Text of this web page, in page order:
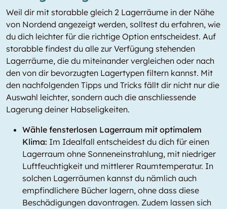
Weil dir mit storabble gleich 2 Lagerräume in der Nähe
von Nordend angezeigt werden, solltest du erfahren, wie
du dich leichter für die richtige Option entscheidest. Auf
storabble findest du alle zur Verfügung stehenden
Lagerräume, die du miteinander vergleichen oder nach
den von dir bevorzugten Lagertypen filtern kannst. Mit
den nachfolgenden Tipps und Tricks fällt dir nicht nur die
Auswahl leichter, sondern auch die anschliessende
Lagerung deiner Habseligkeiten.
Wähle fensterlosen Lagerraum mit optimalem
Klima: Im Idealfall entscheidest du dich für einen
Lagerraum ohne Sonneneinstrahlung, mit niedriger
Luftfeuchtigkeit und mittlerer Raumtemperatur. In
solchen Lagerräumen kannst du nämlich auch
empfindlichere Bücher lagern, ohne dass diese
Beschädigungen davontragen. Zudem lassen sich